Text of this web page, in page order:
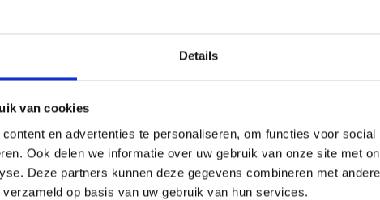
Details
van cookies
en advertenties te personaliseren, om functies voor social
Ook delen we informatie over uw gebruik van onze site met
Deze partners kunnen deze gegevens combineren met
op basis van uw gebruik van hun services.